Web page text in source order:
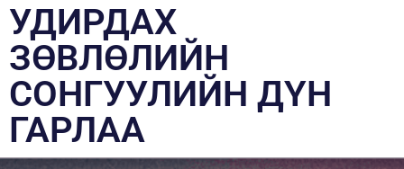
УДИРДАХ
ЗӨВЛӨЛИЙН
СОНГУУЛИЙН ДҮН
ГАРЛАА